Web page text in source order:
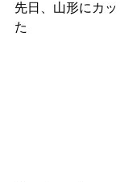
先日、山形にカ
た